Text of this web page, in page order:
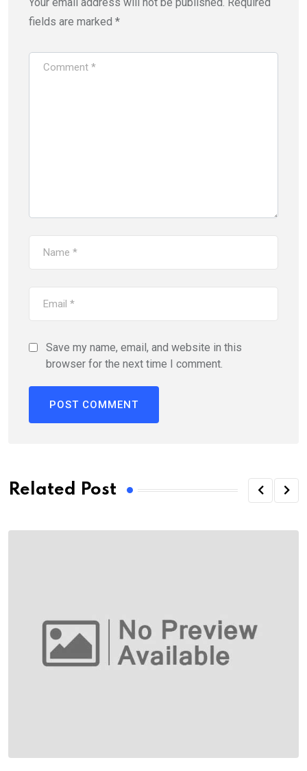
fields are marked *
Save my name, email, and website in this
browser for the next time I comment.
Related Post